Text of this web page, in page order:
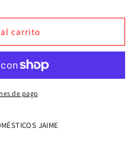
carrito
de pago
JAIME